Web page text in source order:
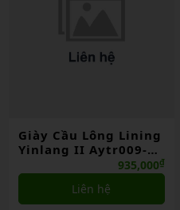
Giày Cầu Lông Lining
Yinlang II Aytr009-2
935,000₫
Liên hệ